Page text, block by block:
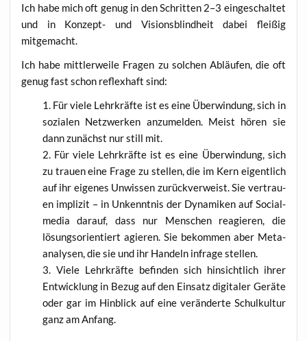
Ich habe mich oft genug in den Schrit­ten 2–3 ein­ge­schal­tet
und in Kon­zept- und Visi­ons­blind­heit dabei flei­ßig
mitgemacht.
Ich habe mitt­ler­wei­le Fra­gen zu sol­chen Abläu­fen, die oft
genug fast schon reflex­haft sind:
Für vie­le Lehr­kräf­te ist es eine Über­win­dung, sich in
sozia­len Netz­wer­ken anzu­mel­den. Meist hören sie
dann zunächst nur still mit.
Für vie­le Lehr­kräf­te ist es eine Über­win­dung, sich
zu trau­en eine Fra­ge zu stel­len, die im Kern eigent­lich
auf ihr eige­nes Unwis­sen zurück­ver­weist. Sie ver­trau­
en impli­zit – in Unkennt­nis der Dyna­mi­ken auf Social­
me­dia dar­auf, dass nur Men­schen reagie­ren, die
lösungs­ori­en­tiert agie­ren. Sie bekom­men aber Meta­
ana­ly­sen, die sie und ihr Han­deln infra­ge stellen.
Vie­le Lehr­kräf­te befin­den sich hin­sicht­lich ihrer
Ent­wick­lung in Bezug auf den Ein­satz digi­ta­ler Gerä­te
oder gar im Hin­blick auf eine ver­än­der­te Schul­kul­tur
ganz am Anfang.